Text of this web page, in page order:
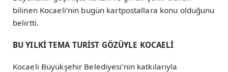
bilinen Kocaeli’nin bugün kartpostallara konu olduğunu
belirtti.
BU YILKİ TEMA TURİST GÖZÜYLE KOCAELİ
Kocaeli Büyükşehir Belediyesi’nin katkılarıyla